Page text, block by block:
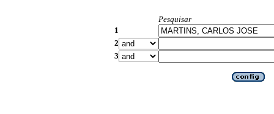
Pesquisar
1
2
3